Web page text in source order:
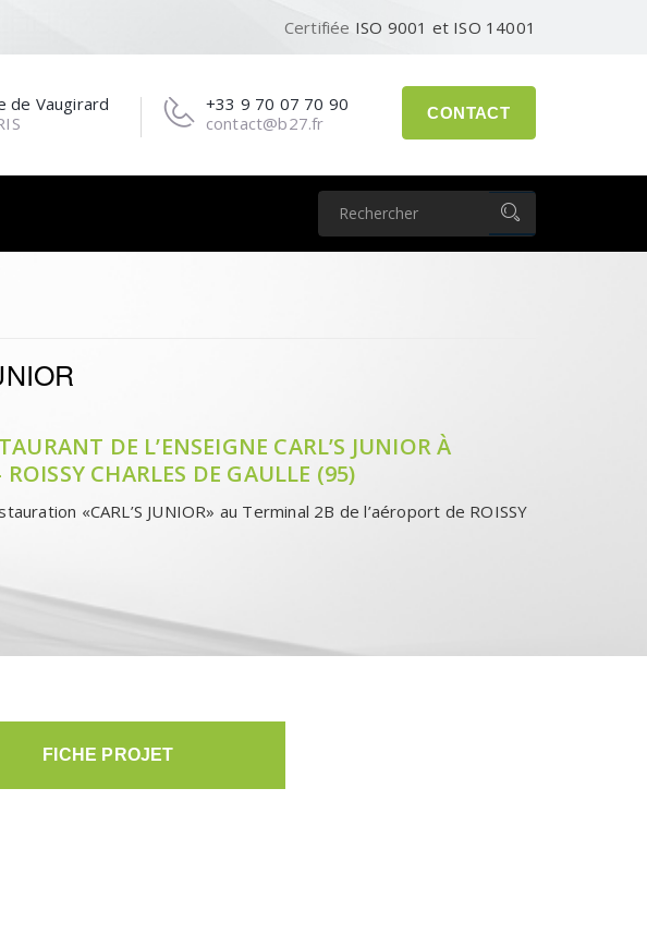
Certifiée ISO 9001 et ISO 14001
CONTACT
+33 9 70 07 70 90
contact@b27.fr
de Vaugirard
DE L’ENSEIGNE CARL’S JUNIOR À
CHARLES DE GAULLE (95)
«CARL’S JUNIOR» au Terminal 2B de l’aéroport de ROISSY
FICHE PROJET